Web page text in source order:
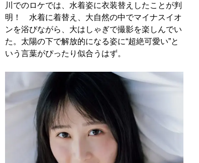
川でのロケでは、水着姿に衣装替えしたことが判
明！ 水着に着替え、大自然の中でマイナスイオ
ンを浴びながら、大はしゃぎで撮影を楽しんでい
た。太陽の下で解放的になる姿に“超絶可愛い”と
いう言葉がぴったり似合うはず。